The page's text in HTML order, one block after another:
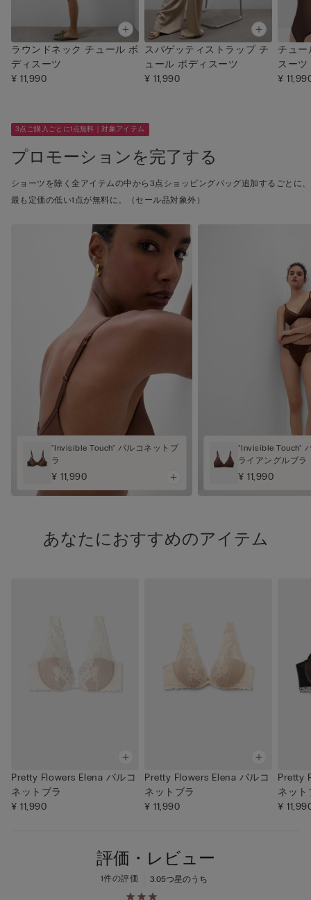
ラウンドネック チュール ボ
ディスーツ
¥ 11,990
スパゲッティストラップ チ
ュール ボディスーツ
¥ 11,990
チュ
スーツ
¥
3点ご購入ごとに1点無料｜対象アイテム
プロモーションを完了する
ショーツを除く全アイテムの中から3点ショッピングバッグ追加するごとに、
最も定価の低い1点が無料に。（セール品対象外）
"Invisible Touch" バルコネットブ
ラ
¥ 11,990
"Invisible Touch"
ライアングルブラ
¥ 11,990
あなたにおすすめのアイテム
Pretty Flowers Elena バルコ
ネットブラ
¥ 11,990
Pretty Flowers Elena バルコ
ネットブラ
¥ 11,990
Pretty
ネット
¥
評価・レビュー
3.05つ星のうち
1件の評価